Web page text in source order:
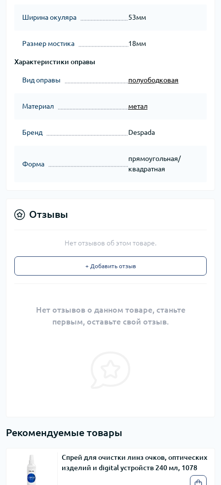
Ширина окуляра 53мм
Размер мостика 18мм
Характеристики оправы
Вид оправы полуободковая
Материал метал
Бренд Despada
Форма
прямоугольная/
квадратная
Отзывы
Нет отзывов об этом товаре.
+ Добавить отзыв
Нет отзывов о данном товаре, станьте
первым, оставьте свой отзыв.
Рекомендуемые товары
Спрей для очистки линз очков, оптических
изделий и digital устройств 240 мл, 1078